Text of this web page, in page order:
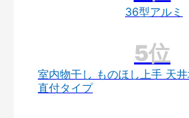
36型アルミ
室内物干し ものほし上手 天
直付タイプ